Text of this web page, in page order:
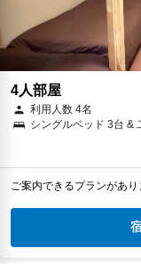
4人部屋
利用人数 4名
シングルベッド 3台 &
ご案内できるプランがあ